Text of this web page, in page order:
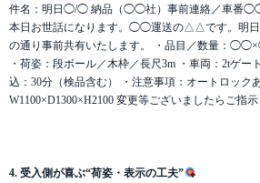
件名：明日◯/◯ 納品（◯◯社）事前連絡／車番
本日お世話になります。◯◯運送の△△です。明
の通り事前共有いたします。 ・品目／数量：
・荷姿：段ボール／木枠／長尺3m ・車両：2tゲー
込：30分（検品含む） ・注意事項：オートロック
W1100×D1300×H2100 変更等ございましたらご指示
4. 受入側が喜ぶ“荷姿・表示の工夫”